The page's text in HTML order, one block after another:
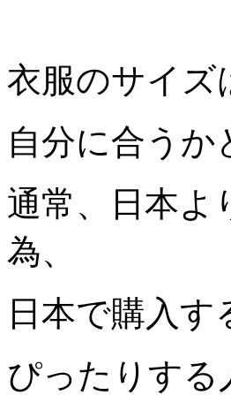
衣服のサイズ
自分に合う
通常、日本よ
為、
日本で購入
ぴったりする